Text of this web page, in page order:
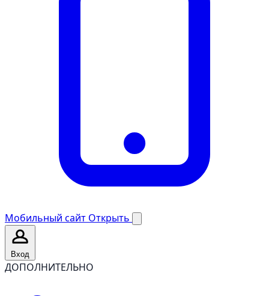
Мобильный сайт Открыть
Вход
ДОПОЛНИТЕЛЬНО